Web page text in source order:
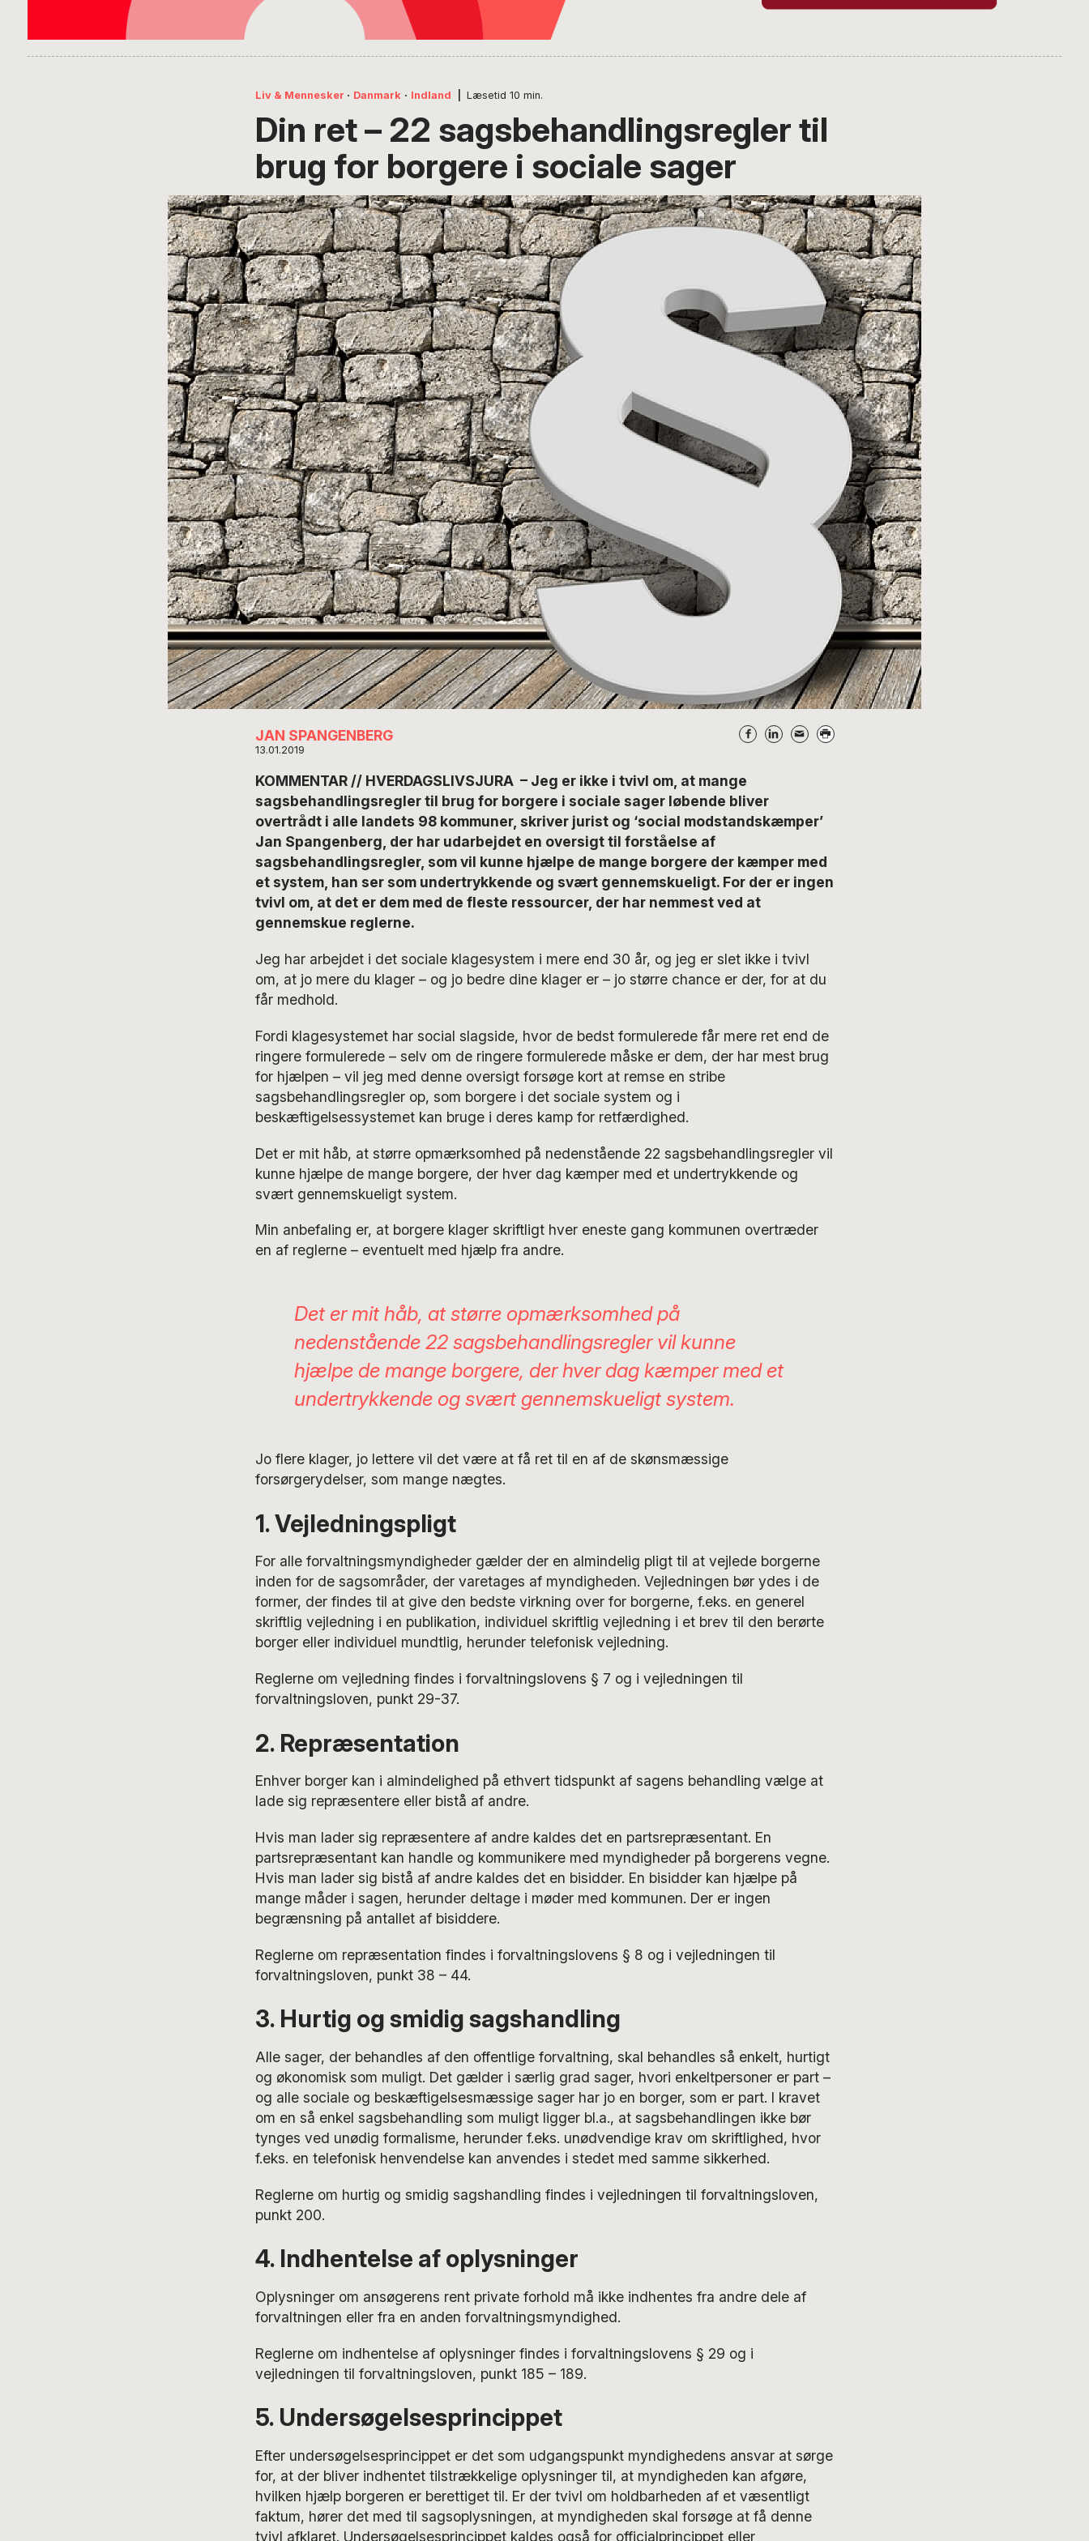
Liv & Mennesker · Danmark · Indland Læsetid 10 min.
Din ret – 22 sagsbehandlingsregler til
brug for borgere i sociale sager
JAN SPANGENBERG
13.01.2019
KOMMENTAR // HVERDAGSLIVSJURA – Jeg er ikke i tvivl om, at mange
sagsbehandlingsregler til brug for borgere i sociale sager løbende bliver
overtrådt i alle landets 98 kommuner, skriver jurist og ‘social modstandskæmper’
Jan Spangenberg, der har udarbejdet en oversigt til forståelse af
sagsbehandlingsregler, som vil kunne hjælpe de mange borgere der kæmper med
et system, han ser som undertrykkende og svært gennemskueligt. For der er ingen
tvivl om, at det er dem med de fleste ressourcer, der har nemmest ved at
gennemskue reglerne.
Jeg har arbejdet i det sociale klagesystem i mere end 30 år, og jeg er slet ikke i tvivl
om, at jo mere du klager – og jo bedre dine klager er – jo større chance er der, for at du
får medhold.
Fordi klagesystemet har social slagside, hvor de bedst formulerede får mere ret end de
ringere formulerede – selv om de ringere formulerede måske er dem, der har mest brug
for hjælpen – vil jeg med denne oversigt forsøge kort at remse en stribe
sagsbehandlingsregler op, som borgere i det sociale system og i
beskæftigelsessystemet kan bruge i deres kamp for retfærdighed.
Det er mit håb, at større opmærksomhed på nedenstående 22 sagsbehandlingsregler vil
kunne hjælpe de mange borgere, der hver dag kæmper med et undertrykkende og
svært gennemskueligt system.
Min anbefaling er, at borgere klager skriftligt hver eneste gang kommunen overtræder
en af reglerne – eventuelt med hjælp fra andre.
Det er mit håb, at større opmærksomhed på
nedenstående 22 sagsbehandlingsregler vil kunne
hjælpe de mange borgere, der hver dag kæmper med et
undertrykkende og svært gennemskueligt system.
Jo flere klager, jo lettere vil det være at få ret til en af de skønsmæssige
forsørgerydelser, som mange nægtes.
1. Vejledningspligt
For alle forvaltningsmyndigheder gælder der en almindelig pligt til at vejlede borgerne
inden for de sagsområder, der varetages af myndigheden. Vejledningen bør ydes i de
former, der findes til at give den bedste virkning over for borgerne, f.eks. en generel
skriftlig vejledning i en publikation, individuel skriftlig vejledning i et brev til den berørte
borger eller individuel mundtlig, herunder telefonisk vejledning.
Reglerne om vejledning findes i forvaltningslovens § 7 og i vejledningen til
forvaltningsloven, punkt 29-37.
2. Repræsentation
Enhver borger kan i almindelighed på ethvert tidspunkt af sagens behandling vælge at
lade sig repræsentere eller bistå af andre.
Hvis man lader sig repræsentere af andre kaldes det en partsrepræsentant. En
partsrepræsentant kan handle og kommunikere med myndigheder på borgerens vegne.
Hvis man lader sig bistå af andre kaldes det en bisidder. En bisidder kan hjælpe på
mange måder i sagen, herunder deltage i møder med kommunen. Der er ingen
begrænsning på antallet af bisiddere.
Reglerne om repræsentation findes i forvaltningslovens § 8 og i vejledningen til
forvaltningsloven, punkt 38 – 44.
3. Hurtig og smidig sagshandling
Alle sager, der behandles af den offentlige forvaltning, skal behandles så enkelt, hurtigt
og økonomisk som muligt. Det gælder i særlig grad sager, hvori enkeltpersoner er part –
og alle sociale og beskæftigelsesmæssige sager har jo en borger, som er part. I kravet
om en så enkel sagsbehandling som muligt ligger bl.a., at sagsbehandlingen ikke bør
tynges ved unødig formalisme, herunder f.eks. unødvendige krav om skriftlighed, hvor
f.eks. en telefonisk henvendelse kan anvendes i stedet med samme sikkerhed.
Reglerne om hurtig og smidig sagshandling findes i vejledningen til forvaltningsloven,
punkt 200.
4. Indhentelse af oplysninger
Oplysninger om ansøgerens rent private forhold må ikke indhentes fra andre dele af
forvaltningen eller fra en anden forvaltningsmyndighed.
Reglerne om indhentelse af oplysninger findes i forvaltningslovens § 29 og i
vejledningen til forvaltningsloven, punkt 185 – 189.
5. Undersøgelsesprincippet
Efter undersøgelsesprincippet er det som udgangspunkt myndighedens ansvar at sørge
for, at der bliver indhentet tilstrækkelige oplysninger til, at myndigheden kan afgøre,
hvilken hjælp borgeren er berettiget til. Er der tvivl om holdbarheden af et væsentligt
faktum, hører det med til sagsoplysningen, at myndigheden skal forsøge at få denne
tvivl afklaret. Undersøgelsesprincippet kaldes også for officialprincippet eller